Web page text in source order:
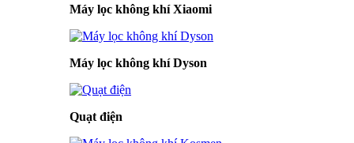
Máy lọc không khí Xiaomi
Máy lọc không khí Dyson
Quạt điện